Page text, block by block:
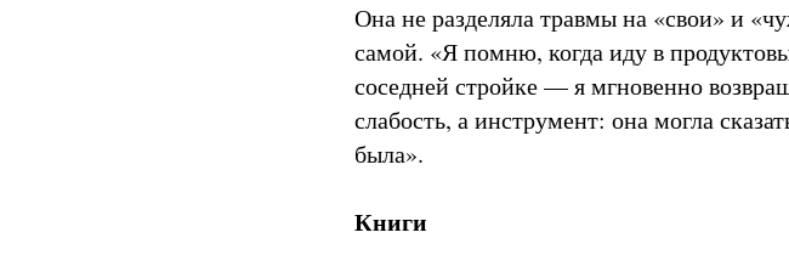
Она не разделяла травмы на «свои» и
самой. «Я помню, когда иду в
соседней стройке — я мгновенно
слабость, а инструмент: она могла
была».
Книги